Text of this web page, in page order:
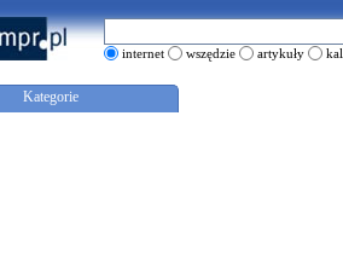
internet wszędzie artykuły
Kategorie